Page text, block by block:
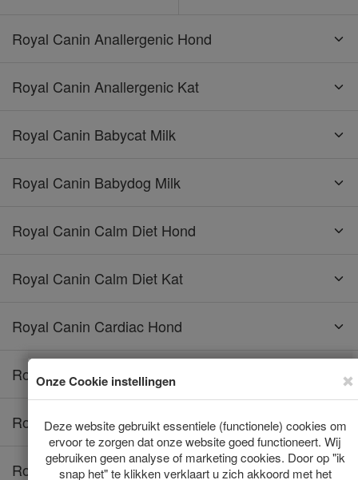
Royal Canin Anallergenic Hond
Royal Canin Anallergenic Kat
Royal Canin Babycat Milk
Royal Canin Babydog Milk
Royal Canin Calm Diet Hond
Royal Canin Calm Diet Kat
Royal Canin Cardiac Hond
Royal Canin Dental Hond
Royal Canin Dental Kat
Royal Canin Dental Small Dog